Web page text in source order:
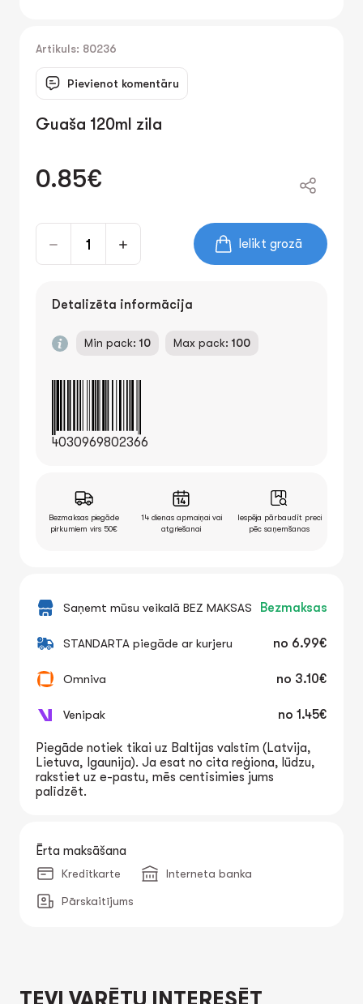
Artikuls: 80236
Pievienot komentāru
Guaša 120ml zila
0.85€
Ielikt grozā
Detalizēta informācija
Min pack: 10 Max pack: 100
4030969802366
Bezmaksas piegāde
pirkumiem virs 50€
14 dienas apmaiņai vai
atgriešanai
Iespēja pārbaudīt preci
pēc saņemšanas
Saņemt mūsu veikalā BEZ MAKSAS Bezmaksas
STANDARTA piegāde ar kurjeru no 6.99€
Omniva no 3.10€
Venipak no 1.45€
Piegāde notiek tikai uz Baltijas valstīm (Latvija,
Lietuva, Igaunija). Ja esat no cita reģiona, lūdzu,
rakstiet uz e-pastu, mēs centīsimies jums
palīdzēt.
Ērta maksāšana
Kredītkarte Interneta banka
Pārskaitījums
TEVI VARĒTU INTERESĒT